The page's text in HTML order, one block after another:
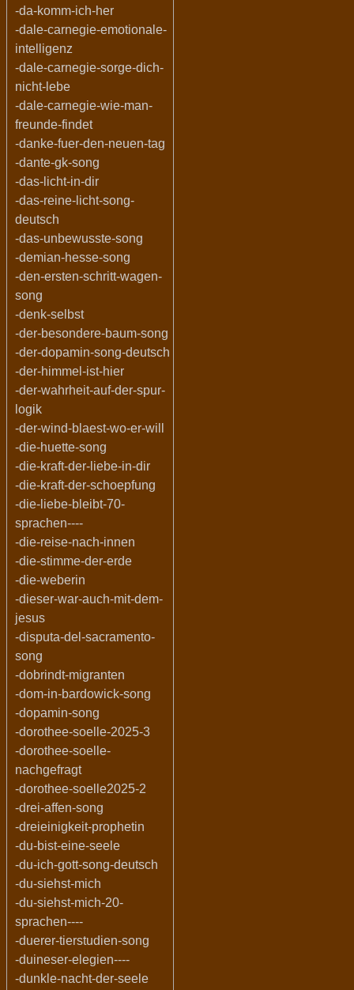
-da-komm-ich-her
-dale-carnegie-emotionale-
intelligenz
-dale-carnegie-sorge-dich-
nicht-lebe
-dale-carnegie-wie-man-
freunde-findet
-danke-fuer-den-neuen-tag
-dante-gk-song
-das-licht-in-dir
-das-reine-licht-song-
deutsch
-das-unbewusste-song
-demian-hesse-song
-den-ersten-schritt-wagen-
song
-denk-selbst
-der-besondere-baum-song
-der-dopamin-song-deutsch
-der-himmel-ist-hier
-der-wahrheit-auf-der-spur-
logik
-der-wind-blaest-wo-er-will
-die-huette-song
-die-kraft-der-liebe-in-dir
-die-kraft-der-schoepfung
-die-liebe-bleibt-70-
sprachen----
-die-reise-nach-innen
-die-stimme-der-erde
-die-weberin
-dieser-war-auch-mit-dem-
jesus
-disputa-del-sacramento-
song
-dobrindt-migranten
-dom-in-bardowick-song
-dopamin-song
-dorothee-soelle-2025-3
-dorothee-soelle-
nachgefragt
-dorothee-soelle2025-2
-drei-affen-song
-dreieinigkeit-prophetin
-du-bist-eine-seele
-du-ich-gott-song-deutsch
-du-siehst-mich
-du-siehst-mich-20-
sprachen----
-duerer-tierstudien-song
-duineser-elegien----
-dunkle-nacht-der-seele